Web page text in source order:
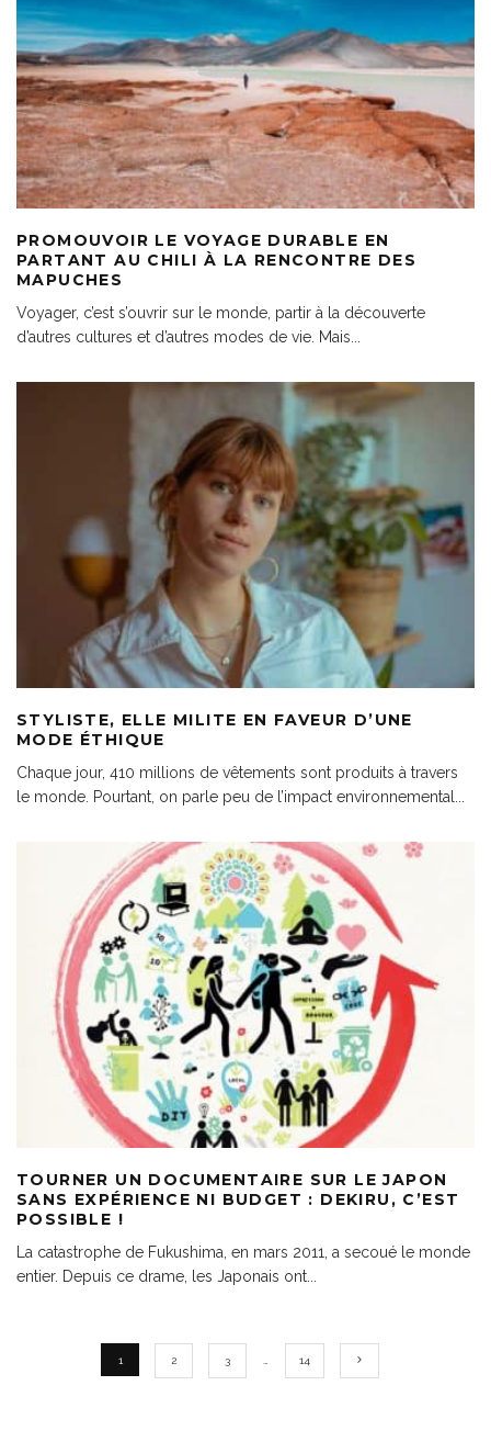
PROMOUVOIR LE VOYAGE DURABLE EN
PARTANT AU CHILI À LA RENCONTRE DES
MAPUCHES
Voyager, c’est s’ouvrir sur le monde, partir à la découverte
d’autres cultures et d’autres modes de vie. Mais...
STYLISTE, ELLE MILITE EN FAVEUR D’UNE
MODE ÉTHIQUE
Chaque jour, 410 millions de vêtements sont produits à travers
le monde. Pourtant, on parle peu de l’impact environnemental
TOURNER UN DOCUMENTAIRE SUR LE JAPON
SANS EXPÉRIENCE NI BUDGET : DEKIRU, C’EST
POSSIBLE !
La catastrophe de Fukushima, en mars 2011, a secoué le monde
entier. Depuis ce drame, les Japonais ont
1 2 3 14